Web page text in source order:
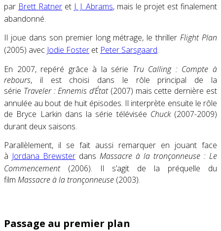
par Brett Ratner et J. J. Abrams, mais le projet est finalement
abandonné.
Il joue dans son premier long métrage, le thrillerFlight Plan
(2005) avec Jodie Foster et Peter Sarsgaard.
En 2007, repéré grâce à la série Tru Calling : Compte à
rebours, il est choisi dans le rôle principal de la
série Traveler : Ennemis d’État(2007) mais cette dernière est
annulée au bout de huit épisodes. Il interprète ensuite le rôle
de Bryce Larkin dans la série télévisée Chuck(2007-2009)
durant deux saisons.
Parallèlement, il se fait aussi remarquer en jouant face
à Jordana Brewster dans Massacre à la tronçonneuse : Le
Commencement(2006). Il s’agit de la préquelle du
film Massacre à la tronçonneuse (2003).
Passage au premier plan